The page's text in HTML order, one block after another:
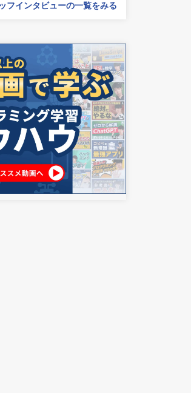
フインタビューの一覧をみる